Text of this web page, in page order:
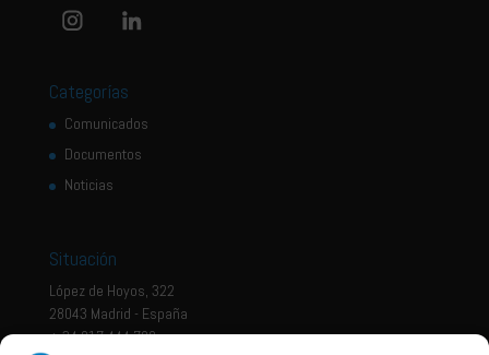
Categorías
Comunicados
Documentos
Noticias
Situación
López de Hoyos, 322
28043 Madrid - España
+ 34 917 444 700